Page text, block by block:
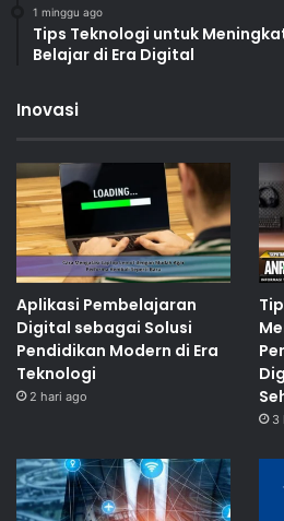
1 minggu ago
Tips Teknologi untuk
Belajar di Era Digital
Inovasi
Aplikasi Pembelajaran
Digital sebagai Solusi
Pendidikan Modern di Era
Teknologi
2 hari ago
3